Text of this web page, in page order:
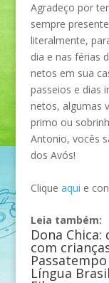
Agradeço por
sempre
literalmente,
dia e nas férias
netos em sua
passeios e dias
netos, algumas
primo ou
Antonio, vocês
dos Avós!
Clique aqui e
Leia também:
Dona
com
Língua